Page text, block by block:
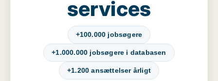
services
+100.000 jobsøgere
+1.000.000 jobsøgere i databasen
+1.200 ansættelser årligt